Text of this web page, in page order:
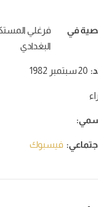
في
فرغلي
البغدادي
20 سبتمبر 1982
فيسبوك